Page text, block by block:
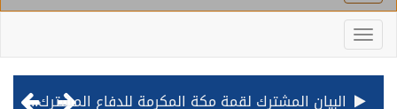
قيادة القوات المشتركة للتحالف: نفذنا عملية رد عسكري متناسبة لأهداف عسكرية مشروعة تابعة للمليشيا الحوثية الإرهابية في محافظة الحديدة